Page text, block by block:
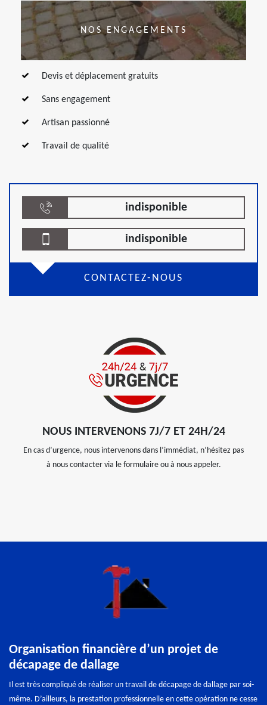
NOS ENGAGEMENTS
Devis et déplacement gratuits
Sans engagement
Artisan passionné
Travail de qualité
indisponible
indisponible
CONTACTEZ-NOUS
NOUS INTERVENONS 7J/7 ET 24H/24
En cas d’urgence, nous intervenons dans l’immédiat, n’hésitez pas
à nous contacter via le formulaire ou à nous appeler.
Organisation financière d’un projet de
décapage de dallage
Il est très compliqué de réaliser un travail de décapage de dallage par soi-
même. D’ailleurs, la prestation professionnelle en cette opération ne cesse